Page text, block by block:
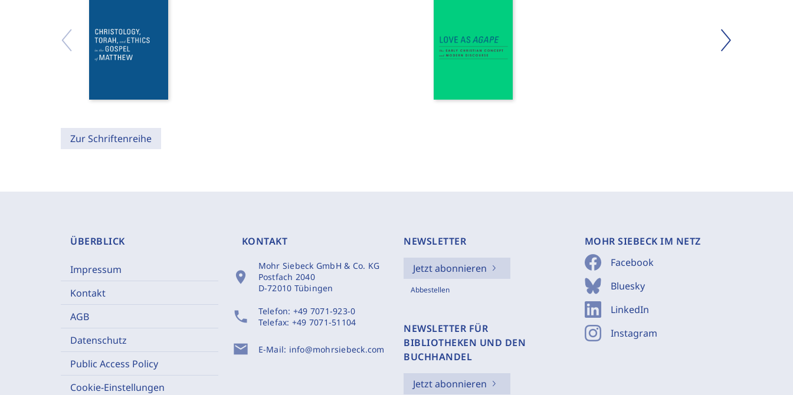
Zur Schriftenreihe
ÜBERBLICK
Impressum
Kontakt
AGB
Datenschutz
Public Access Policy
Cookie-Einstellungen
KONTAKT
location_on
Mohr Siebeck GmbH & Co. KG
Postfach 2040
D-72010 Tübingen
phone Telefon: +49 7071-923-0
Telefax: +49 7071-51104
mail E-Mail: info@mohrsiebeck.com
NEWSLETTER
Jetzt abonnieren
Abbestellen
NEWSLETTER FÜR
BIBLIOTHEKEN UND DEN
BUCHHANDEL
Jetzt abonnieren
MOHR SIEBECK IM NETZ
Facebook
Bluesky
LinkedIn
Instagram